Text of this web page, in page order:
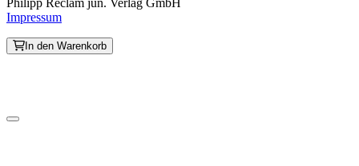
Impressum
In den Warenkorb